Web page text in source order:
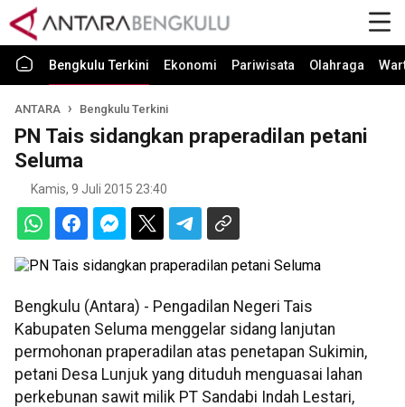
Bengkulu Terkini Ekonomi Pariwisata Olahraga
ANTARA Bengkulu Terkini
PN Tais sidangkan praperadilan petani
Seluma
Kamis, 9 Juli 2015 23:40
Bengkulu (Antara) - Pengadilan Negeri Tais
Kabupaten Seluma menggelar sidang lanjutan
permohonan praperadilan atas penetapan Sukimin,
petani Desa Lunjuk yang dituduh menguasai lahan
perkebunan sawit milik PT Sandabi Indah Lestari,